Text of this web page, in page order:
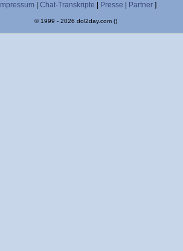
Impressum Chat-Transkripte Presse Partner ]
© 1999 - 2026 dol2day.com ()